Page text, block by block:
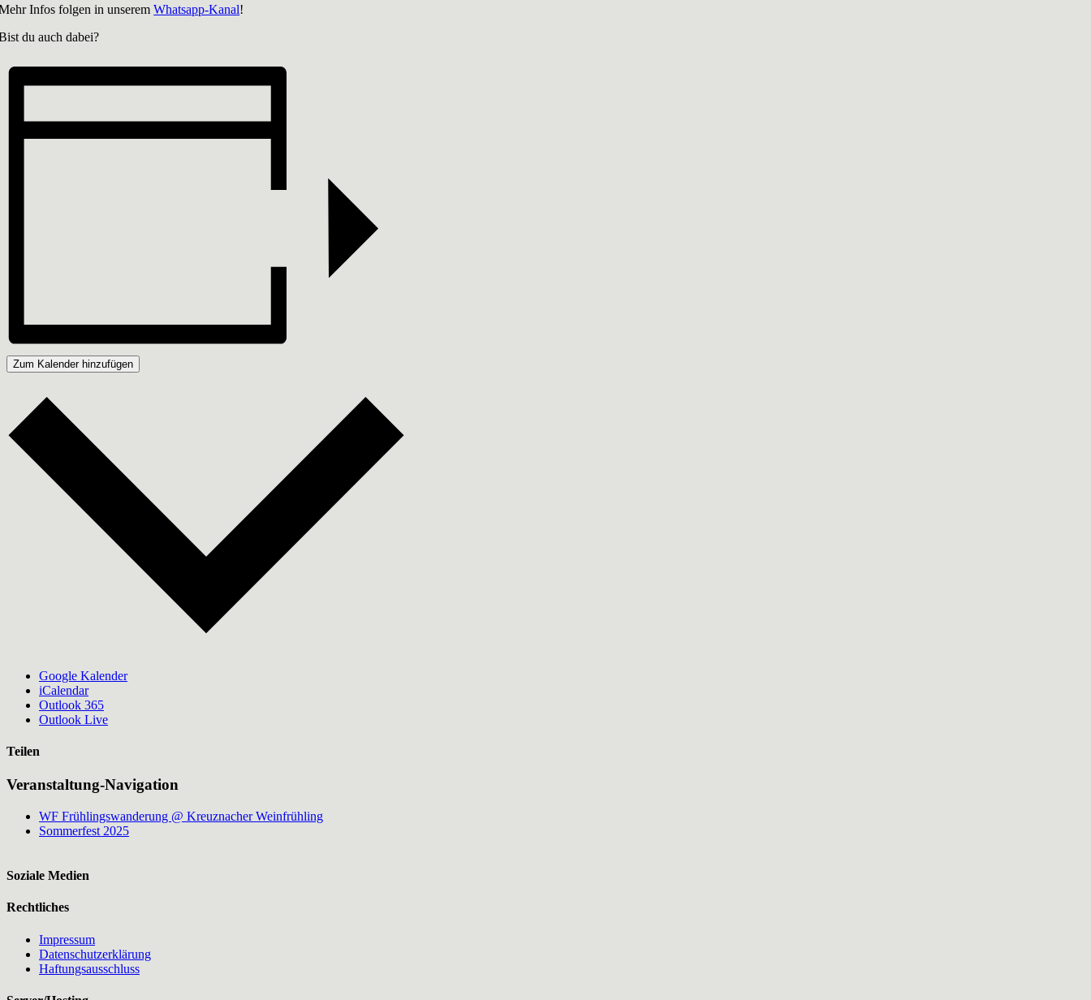
Infos folgen in unseremWhatsapp-Kanal!
du auch dabei?
Zum Kalender hinzufügen
Google Kalender
iCalendar
Outlook 365
Outlook Live
Teilen
Facebook
WhatsApp
Veranstaltung-Navigation
WF Frühlingswanderung @ Kreuznacher Weinfrühling
Sommerfest 2025
Soziale Medien
Rechtliches
Impressum
Datenschutzerklärung
Haftungsausschluss